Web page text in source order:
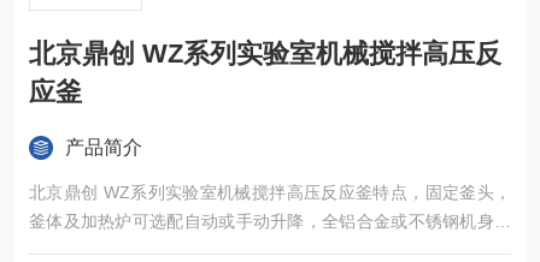
北京鼎创 WZ系列实验室机械搅拌高压反
应釜
产品简介
北京鼎创 WZ系列实验室机械搅拌高压反应釜特点，固定釜头，
釜体及加热炉可选配自动或手动升降，全铝合金或不锈钢机身。
搅拌扭矩大。控制器可以实现对反应釜的加热、冷却、搅拌、程